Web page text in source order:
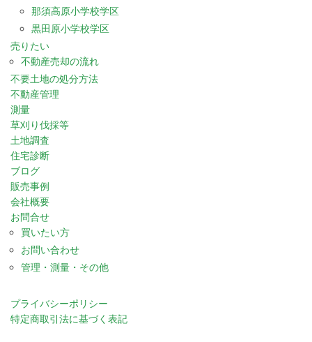
那須高原小学校学区
黒田原小学校学区
売りたい
不動産売却の流れ
不要土地の処分方法
不動産管理
測量
草刈り伐採等
土地調査
住宅診断
ブログ
販売事例
会社概要
お問合せ
買いたい方
お問い合わせ
管理・測量・その他
プライバシーポリシー
特定商取引法に基づく表記